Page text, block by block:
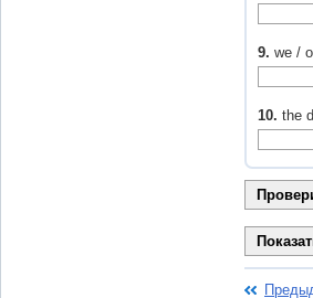
9. we /
10. the